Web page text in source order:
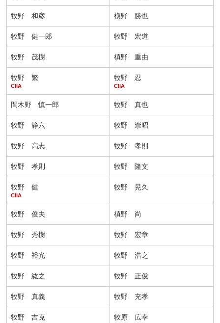
牧野 和彦 槇野 勝也
牧野 健一郎 牧野 宏道
牧野 茂樹 槙野 重由
牧野 繁
CIIA
牧野 忍
CIIA
間木野 慎一郎 牧野 真也
牧野 静六 牧野 崇昭
牧野 高志 牧野 孝則
牧野 孝則 牧野 隆文
牧野 健
CIIA
牧野 晃久
牧野 俊夫 槙野 尚
牧野 秀樹 牧野 宏章
牧野 裕光 牧野 浩之
牧野 紘之 牧野 正俊
牧野 真義 牧野 充孝
牧野 吉克 牧原 広幸